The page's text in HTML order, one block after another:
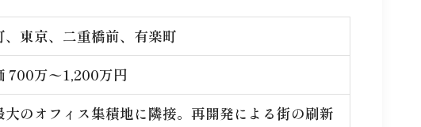
、東京、二重橋前、有楽町
700万〜1,200万円
大のオフィス集積地に隣接。再開発による街の刷新